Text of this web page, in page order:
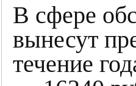
В сфере
вынесут
течение